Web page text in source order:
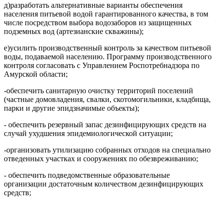
д)разработать альтернативные варианты обеспечения
населения питьевой водой гарантированного качества, в том
числе посредством выбора водозаборов из защищенных
подземных вод (артезианские скважины);
е)усилить производственный контроль за качеством питьевой
воды, подаваемой населению. Программу производственного
контроля согласовать с Управлением Роспотребнадзора по
Амурской области;
-обеспечить санитарную очистку территорий поселений
(частные домовладения, свалки, скотомогильники, кладбища,
парки и другие эпидзначимые объекты);
- обеспечить резервный запас дезинфицирующих средств на
случай ухудшения эпидемиологической ситуации;
-организовать утилизацию собранных отходов на специально
отведенных участках и сооружениях по обезвреживанию;
- обеспечить подведомственные образовательные
организации достаточным количеством дезинфицирующих
средств;